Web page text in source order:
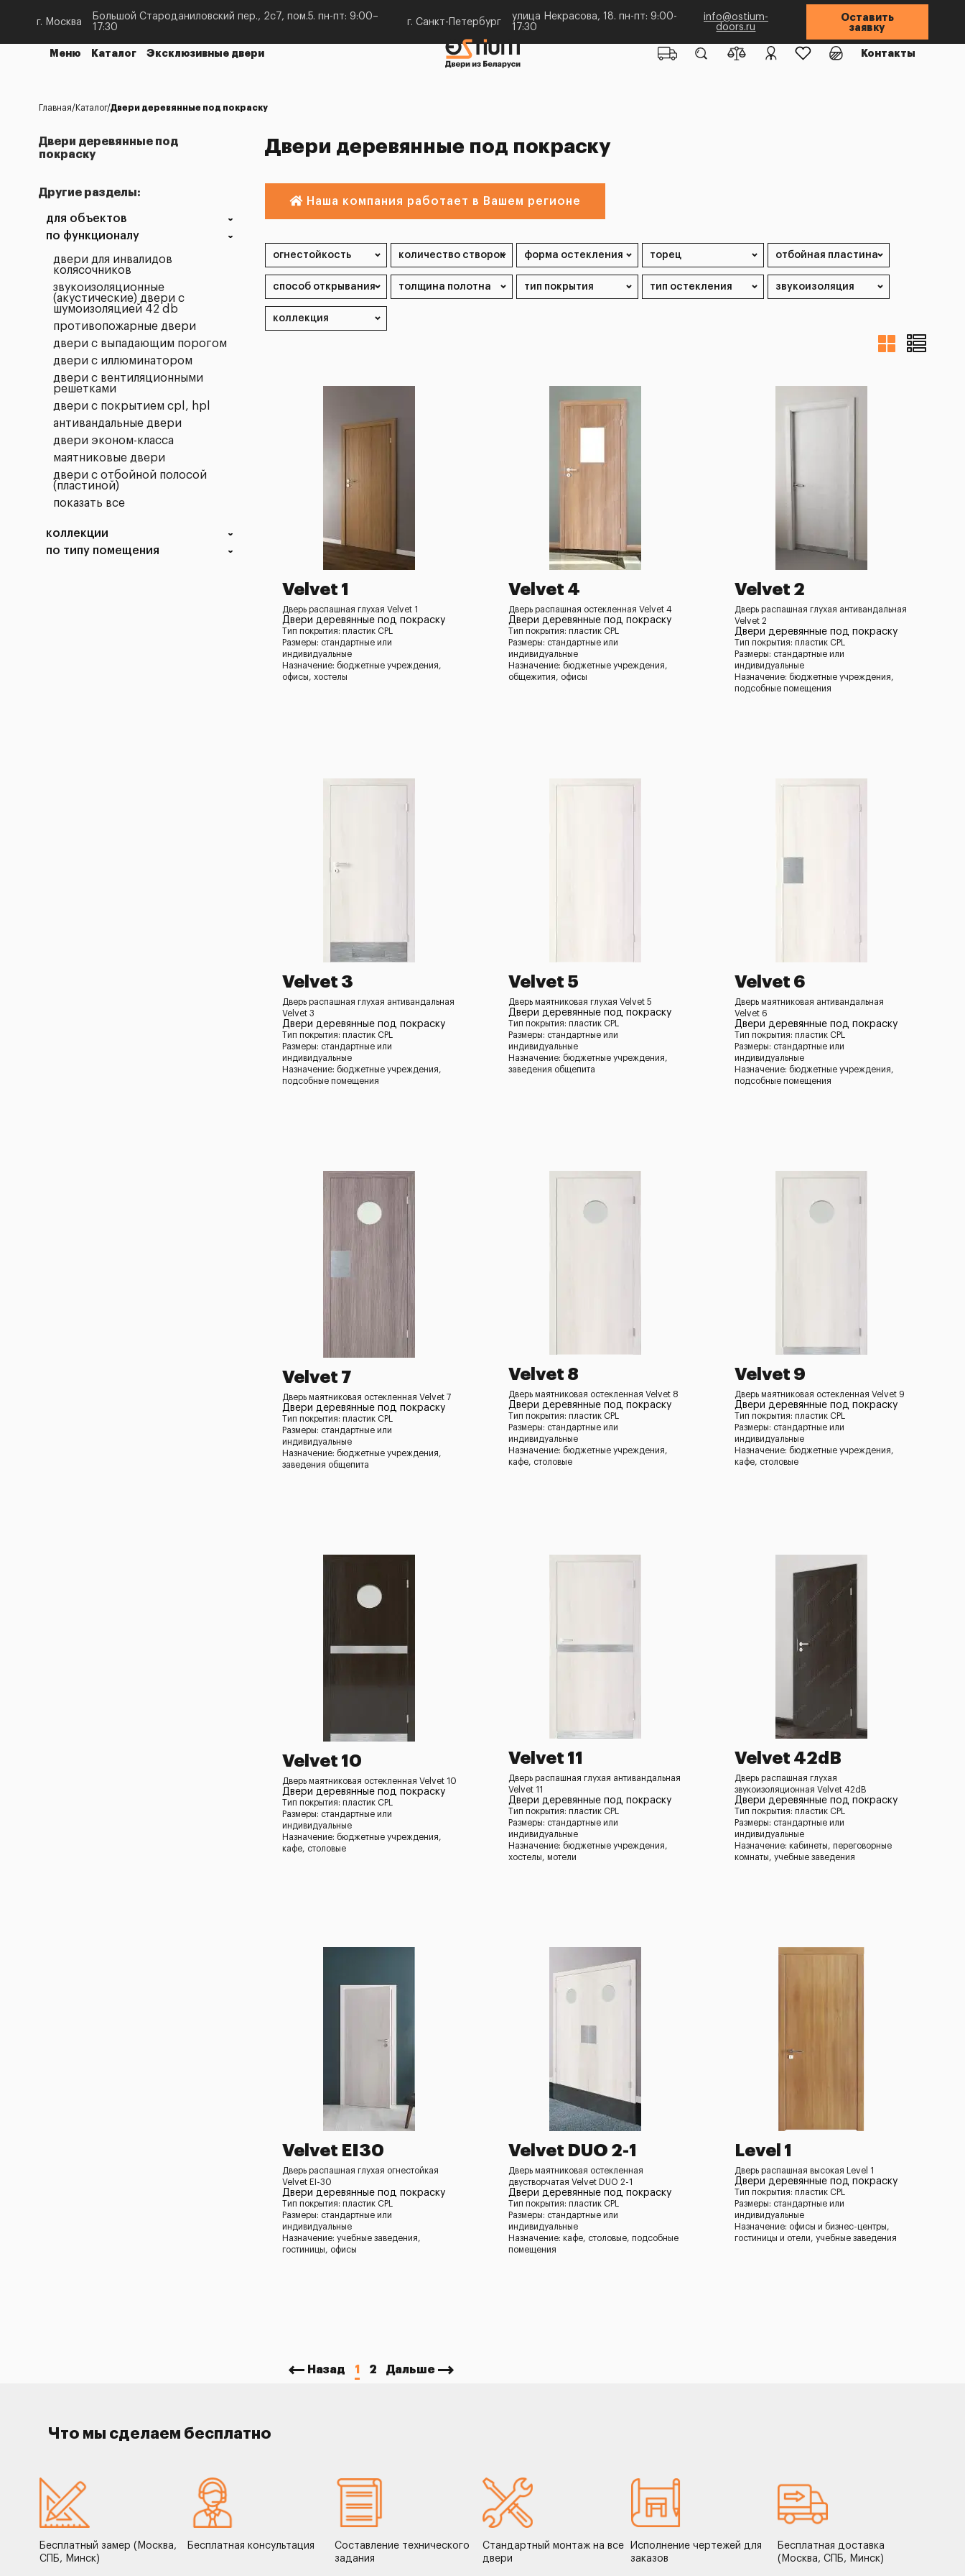
г. Москва
Большой Староданиловский пер., 2с7, пом.5. пн-пт: 9:00–
17:30
г. Санкт-Петербург
улица Некрасова, 18. пн-пт: 9:00-
17:30
info@ostium-
doors.ru
Оставить
заявку
Меню Каталог Эксклюзивные двери Контакты
Главная Каталог Двери деревянные под покраску
Двери деревянные под
покраску
Другие разделы:
для объектов
по функционалу
двери для инвалидов
колясочников
звукоизоляционные
(акустические) двери с
шумоизоляцией 42 db
противопожарные двери
двери с выпадающим порогом
двери с иллюминатором
двери с вентиляционными
решетками
двери с покрытием cpl, hpl
антивандальные двери
двери эконом-класса
маятниковые двери
двери с отбойной полосой
(пластиной)
показать все
коллекции
по типу помещения
Двери деревянные под покраску
Наша компания работает в Вашем регионе
Velvet 1
Дверь распашная глухая Velvet 1
Двери деревянные под покраску
Тип покрытия: пластик CPL
Размеры: стандартные или
индивидуальные
Назначение: бюджетные учреждения,
офисы, хостелы
Velvet 4
Дверь распашная остекленная Velvet 4
Двери деревянные под покраску
Тип покрытия: пластик CPL
Размеры: стандартные или
индивидуальные
Назначение: бюджетные учреждения,
общежития, офисы
Velvet 2
Дверь распашная глухая антивандальная
Velvet 2
Двери деревянные под покраску
Тип покрытия: пластик CPL
Размеры: стандартные или
индивидуальные
Назначение: бюджетные учреждения,
подсобные помещения
Velvet 3
Дверь распашная глухая антивандальная
Velvet 3
Двери деревянные под покраску
Тип покрытия: пластик CPL
Размеры: стандартные или
индивидуальные
Назначение: бюджетные учреждения,
подсобные помещения
Velvet 5
Дверь маятниковая глухая Velvet 5
Двери деревянные под покраску
Тип покрытия: пластик CPL
Размеры: стандартные или
индивидуальные
Назначение: бюджетные учреждения,
заведения общепита
Velvet 6
Дверь маятниковая антивандальная
Velvet 6
Двери деревянные под покраску
Тип покрытия: пластик CPL
Размеры: стандартные или
индивидуальные
Назначение: бюджетные учреждения,
подсобные помещения
Velvet 7
Дверь маятниковая остекленная Velvet 7
Двери деревянные под покраску
Тип покрытия: пластик CPL
Размеры: стандартные или
индивидуальные
Назначение: бюджетные учреждения,
заведения общепита
Velvet 8
Дверь маятниковая остекленная Velvet 8
Двери деревянные под покраску
Тип покрытия: пластик CPL
Размеры: стандартные или
индивидуальные
Назначение: бюджетные учреждения,
кафе, столовые
Velvet 9
Дверь маятниковая остекленная Velvet 9
Двери деревянные под покраску
Тип покрытия: пластик CPL
Размеры: стандартные или
индивидуальные
Назначение: бюджетные учреждения,
кафе, столовые
Velvet 10
Дверь маятниковая остекленная Velvet 10
Двери деревянные под покраску
Тип покрытия: пластик CPL
Размеры: стандартные или
индивидуальные
Назначение: бюджетные учреждения,
кафе, столовые
Velvet 11
Дверь распашная глухая антивандальная
Velvet 11
Двери деревянные под покраску
Тип покрытия: пластик CPL
Размеры: стандартные или
индивидуальные
Назначение: бюджетные учреждения,
хостелы, мотели
Velvet 42dB
Дверь распашная глухая
звукоизоляционная Velvet 42dB
Двери деревянные под покраску
Тип покрытия: пластик CPL
Размеры: стандартные или
индивидуальные
Назначение: кабинеты, переговорные
комнаты, учебные заведения
Velvet EI30
Дверь распашная глухая огнестойкая
Velvet EI-30
Двери деревянные под покраску
Тип покрытия: пластик CPL
Размеры: стандартные или
индивидуальные
Назначение: учебные заведения,
гостиницы, офисы
Velvet DUO 2-1
Дверь маятниковая остекленная
двустворчатая Velvet DUO 2-1
Двери деревянные под покраску
Тип покрытия: пластик CPL
Размеры: стандартные или
индивидуальные
Назначение: кафе, столовые, подсобные
помещения
Level 1
Дверь распашная высокая Level 1
Двери деревянные под покраску
Тип покрытия: пластик CPL
Размеры: стандартные или
индивидуальные
Назначение: офисы и бизнес-центры,
гостиницы и отели, учебные заведения
Назад 1 2 Дальше
Что мы сделаем бесплатно
Бесплатный замер (Москва,
СПБ, Минск)
Бесплатная консультация
Составление технического
задания
Стандартный монтаж на все
двери
Исполнение чертежей для
заказов
Бесплатная доставка
(Москва, СПБ, Минск)